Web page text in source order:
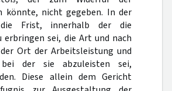
könnte, nicht gegeben. In der
Frist, innerhalb der die
sei, die Art und nach
Ort der Arbeitsleistung und
der sie abzuleisten sei,
Diese allein dem Gericht